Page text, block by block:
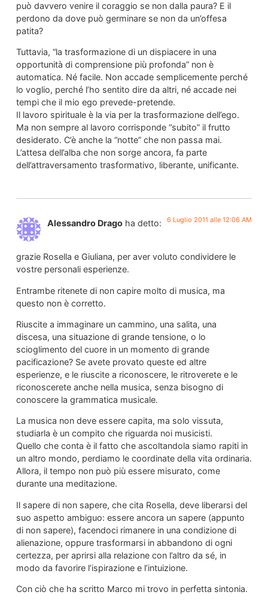
può davvero venire il coraggio se non dalla paura? E il
perdono da dove può germinare se non da un’offesa
patita?
Tuttavia, “la trasformazione di un dispiacere in una
opportunità di comprensione più profonda” non è
automatica. Né facile. Non accade semplicemente perché
lo voglio, perché l’ho sentito dire da altri, né accade nei
tempi che il mio ego prevede-pretende.
Il lavoro spirituale è la via per la trasformazione dell’ego.
Ma non sempre al lavoro corrisponde “subito” il frutto
desiderato. C’è anche la “notte” che non passa mai.
L’attesa dell’alba che non sorge ancora, fa parte
dell’attraversamento trasformativo, liberante, unificante.
Alessandro Drago ha detto: 6 Luglio 2011 alle 12:06 AM
grazie Rosella e Giuliana, per aver voluto condividere le
vostre personali esperienze.
Entrambe ritenete di non capire molto di musica, ma
questo non è corretto.
Riuscite a immaginare un cammino, una salita, una
discesa, una situazione di grande tensione, o lo
scioglimento del cuore in un momento di grande
pacificazione? Se avete provato queste ed altre
esperienze, e le riuscite a riconoscere, le ritroverete e le
riconoscerete anche nella musica, senza bisogno di
conoscere la grammatica musicale.
La musica non deve essere capita, ma solo vissuta,
studiarla è un compito che riguarda noi musicisti.
Quello che conta è il fatto che ascoltandola siamo rapiti in
un altro mondo, perdiamo le coordinate della vita ordinaria.
Allora, il tempo non può più essere misurato, come
durante una meditazione.
Il sapere di non sapere, che cita Rosella, deve liberarsi del
suo aspetto ambiguo: essere ancora un sapere (appunto
di non sapere), facendoci rimanere in una condizione di
alienazione, oppure trasformarsi in abbandono di ogni
certezza, per aprirsi alla relazione con l’altro da sé, in
modo da favorire l’ispirazione e l’intuizione.
Con ciò che ha scritto Marco mi trovo in perfetta sintonia.